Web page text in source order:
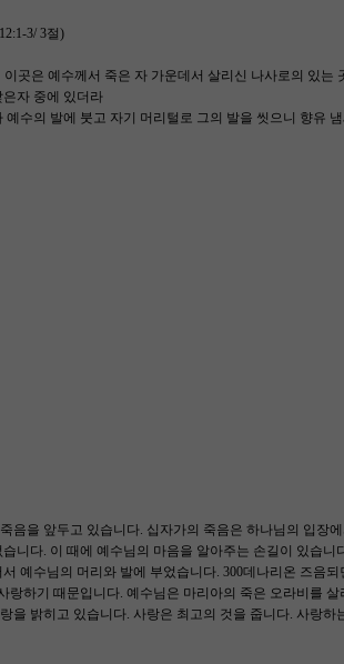
3/ 3절)
곳은 예수께서 죽은 자 가운데서 살리신 나사로의 있는
자 중에 있더라
수의 발에 붓고 자기 머리털로 그의 발을 씻으니 향유
음을 앞두고 있습니다. 십자가의 죽음은 하나님의 입장
니다. 이 때에 예수님의 마음을 알아주는 손길이 있습니
예수님의 머리와 발에 부었습니다. 300데나리온 즈음
하기 때문입니다. 예수님은 마리아의 죽은 오라비를
을 밝히고 있습니다. 사랑은 최고의 것을 줍니다. 사랑하